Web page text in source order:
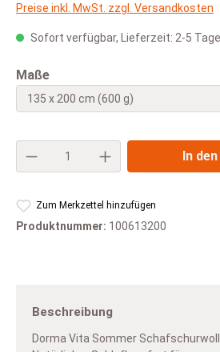
Preise inkl. MwSt. zzgl. Versandkosten
Sofort verfügbar, Lieferzeit: 2-5 Tage
Maßeauswählen
Produkt Anzahl: Gib In
Zum Merkzettel hinzufügen
Produktnummer: 100613200
Beschreibung
Dorma Vita Sommer